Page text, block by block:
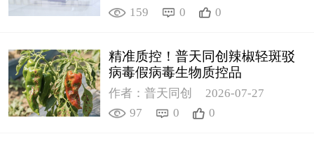
159
0 0
精准质控！普天同创辣椒轻斑驳
病毒假病毒生物质控品
作者：普天同创
2026-07-27
97
0 0